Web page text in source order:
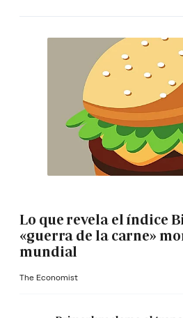
Lo que revela el índice
«guerra de la carne»
mundial
The Economist